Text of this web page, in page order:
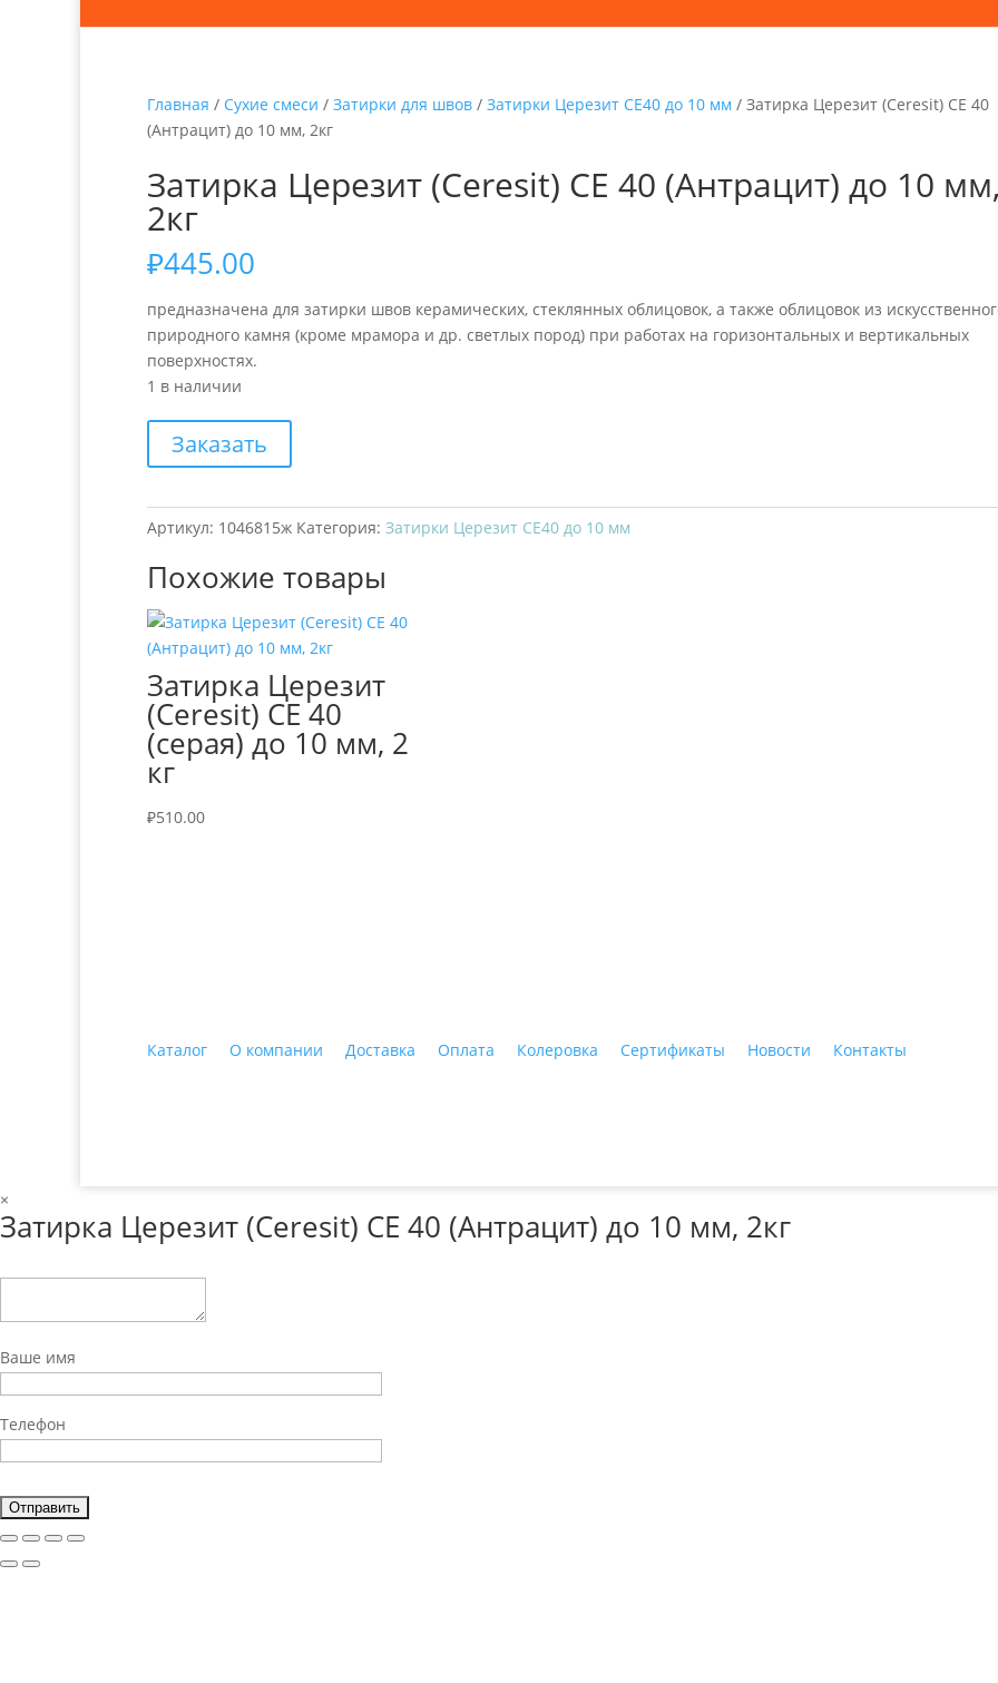
Главная / Сухие смеси / Затирки для швов / Затирки Церезит СЕ40 до 10 мм / Затирка Церезит (Ceresit) CE 40
(Антрацит) до 10 мм, 2кг
Затирка Церезит (Ceresit) CE 40 (Антрацит) до 10
2кг
₽445.00
предназначена для затирки швов керамических, стеклянных облицовок, а также облицовок из
природного камня (кроме мрамора и др. светлых пород) при работах на горизонтальных и вертикальных
поверхностях.
1 в наличии
Заказать
Артикул: 1046815ж Категория: Затирки Церезит СЕ40 до 10 мм
Похожие товары
Затирка Церезит
(Ceresit) CE 40
(серая) до 10 мм, 2
кг
₽510.00
Каталог О компании Доставка Оплата Колеровка Сертификаты Новости Контакты
×
Затирка Церезит (Ceresit) CE 40 (Антрацит) до 10 мм, 2кг
Ваше имя
Телефон